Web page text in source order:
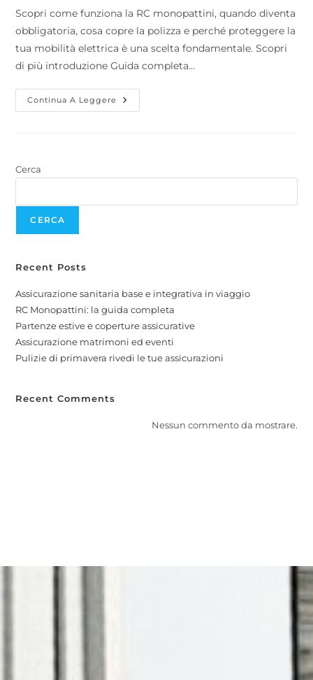
Scopri come funziona la RC monopattini, quando diventa
obbligatoria, cosa copre la polizza e perché proteggere la
tua mobilità elettrica è una scelta fondamentale. Scopri
di più introduzione Guida completa…
Continua A Leggere
Cerca
CERCA
Recent Posts
Assicurazione sanitaria base e integrativa in viaggio
RC Monopattini: la guida completa
Partenze estive e coperture assicurative
Assicurazione matrimoni ed eventi
Pulizie di primavera rivedi le tue assicurazioni
Recent Comments
Nessun commento da mostrare.